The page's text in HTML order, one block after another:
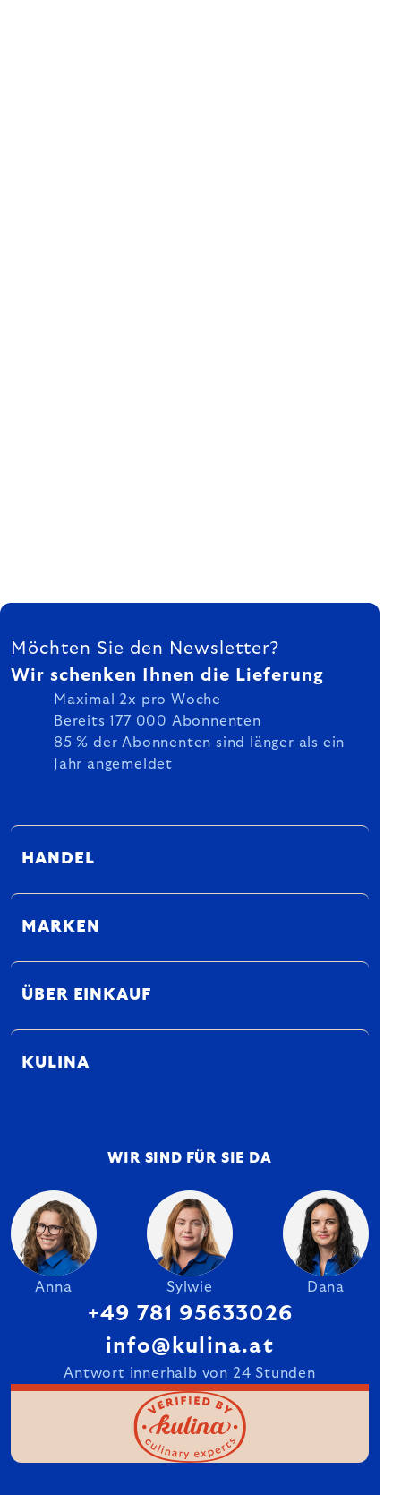
FUSSZEILE
Möchten Sie den Newsletter?
Wir schenken Ihnen die Lieferung
Maximal 2x pro Woche
Bereits 177 000 Abonnenten
85 % der Abonnenten sind länger als ein
Jahr angemeldet
HANDEL
MARKEN
ÜBER EINKAUF
KULINA
WIR SIND FÜR SIE DA
Anna Sylwie Dana
+49 781 95633026
info@kulina.at
Antwort innerhalb von 24 Stunden